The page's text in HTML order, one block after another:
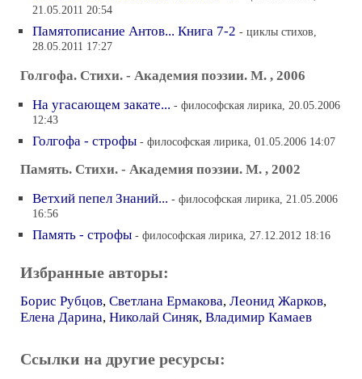
21.05.2011 20:54
Памятописание Антов... Книга 7-2 - циклы стихов,
28.05.2011 17:27
Голгофа. Стихи. - Академия поэзии. М. , 2006
На угасающем закате... - философская лирика, 20.05.2006
12:43
Голгофа - строфы - философская лирика, 01.05.2006 14:07
Память. Стихи. - Академия поэзии. М. , 2002
Ветхий пепел Знаний... - философская лирика, 21.05.2006
16:56
Память - строфы - философская лирика, 27.12.2012 18:16
Избранные авторы:
Борис Рубцов, Светлана Ермакова, Леонид Жарков,
Елена Дарина, Николай Синяк, Владимир Камаев
Ссылки на другие ресурсы: